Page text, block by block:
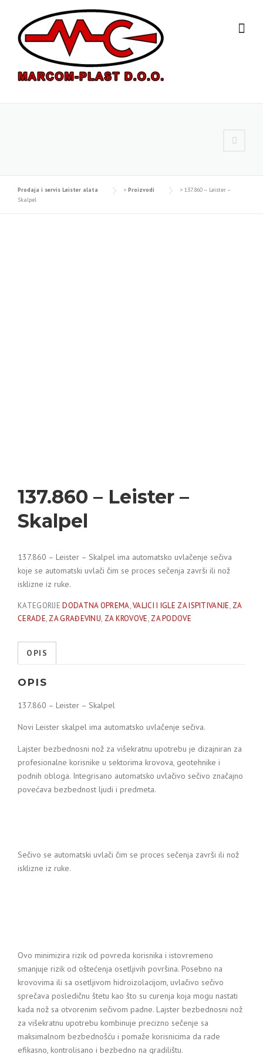
content
Prodaja i servis Leister alata > Proizvodi > 137.860 – Leister –
Skalpel
137.860 – Leister –
Skalpel
137.860 – Leister – Skalpel ima automatsko uvlačenje sečiva
koje se automatski uvlači čim se proces sečenja završi ili nož
isklizne iz ruke.
KATEGORIJEDODATNA OPREMA,VALJCI I IGLE ZA ISPITIVANJE, ZA
CERADE, ZA GRAĐEVINU, ZA KROVOVE, ZA PODOVE
OPIS
OPIS
137.860 – Leister – Skalpel
Novi Leister skalpel ima automatsko uvlačenje sečiva.
Lajster bezbednosni nož za višekratnu upotrebu je dizajniran za
profesionalne korisnike u sektorima krovova, geotehnike i
podnih obloga. Integrisano automatsko uvlačivo sečivo značajno
povećava bezbednost ljudi i predmeta.
Sečivo se automatski uvlači čim se proces sečenja završi ili nož
isklizne iz ruke.
Ovo minimizira rizik od povreda korisnika i istovremeno
smanjuje rizik od oštećenja osetljivih površina. Posebno na
krovovima ili sa osetljivom hidroizolacijom, uvlačivo sečivo
sprečava posledičnu štetu kao što su curenja koja mogu nastati
kada nož sa otvorenim sečivom padne. Lajster bezbednosni nož
za višekratnu upotrebu kombinuje precizno sečenje sa
maksimalnom bezbednošću i pomaže korisnicima da rade
efikasno, kontrolisano i bezbedno na gradilištu.